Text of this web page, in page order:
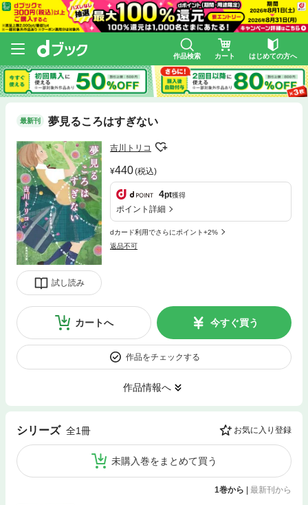
作品検索 カート はじめての方へ
最新刊 夢見るころはすぎない
試し読み
吉川トリコ
440(税込)
4pt獲得
ポイント詳細
dカード利用でさらにポイント+2%
返品不可
カートへ 今すぐ買う
作品をチェックする
作品情報へ
シリーズ 全1冊 お気に入り登録
未購入巻をまとめて買う
1巻から | 最新刊から